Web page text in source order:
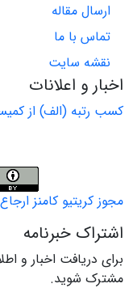
ارسال مقاله
تماس با ما
نقشه سایت
اخبار و اعلانات
کسب رتبه (الف) از
مجوز کریتیو کامنز ارجاع 4.0 بین‌المللی
اشتراک خبرنامه
برای دریافت اخبار و
مشترک شوید.